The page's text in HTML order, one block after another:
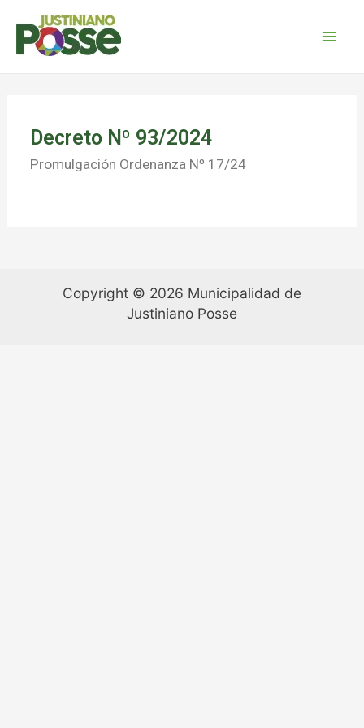
Decreto Nº 93/2024
Promulgación Ordenanza Nº 17/24
Copyright © 2026 Municipalidad de
Justiniano Posse